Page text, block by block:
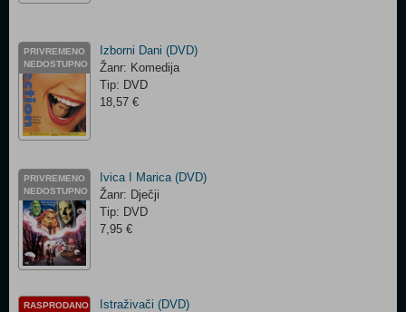
PRIVREMENO
NEDOSTUPNO
Izborni Dani (DVD)
Žanr: Komedija
Tip: DVD
18,57 €
PRIVREMENO
NEDOSTUPNO
Ivica I Marica (DVD)
Žanr: Dječji
Tip: DVD
7,95 €
RASPRODANO Istraživači (DVD)